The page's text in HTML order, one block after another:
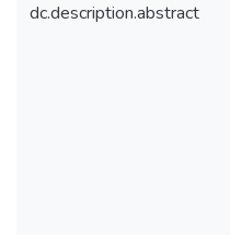
dc.description.abstract